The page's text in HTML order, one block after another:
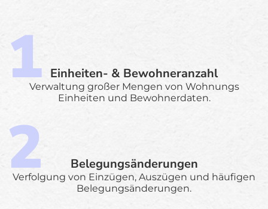
Einheiten- & Bewohneranzahl
Verwaltung großer Mengen von Wohnungs
Einheiten und Bewohnerdaten.
Belegungsänderungen
Verfolgung von Einzügen, Auszügen und häufigen
Belegungsänderungen.